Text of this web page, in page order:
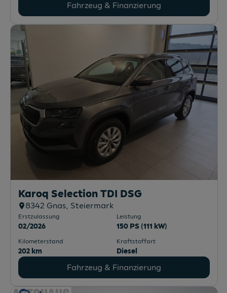
Fahrzeug & Finanzierung
Karoq Selection TDI DSG
8342 Gnas, Steiermark
Erstzulassung
02/2026
Leistung
150 PS (111 kW)
Kilometerstand
202 km
Kraftstoffart
Diesel
Fahrzeug & Finanzierung